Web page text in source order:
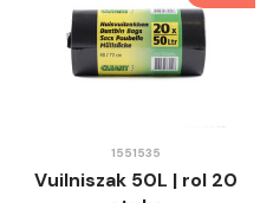
1551535
Vuilniszak 50L | rol 20